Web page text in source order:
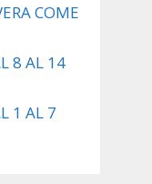
COME
8 AL 14
1 AL 7